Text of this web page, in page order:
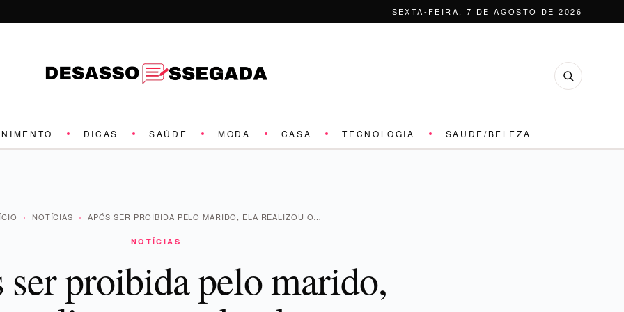
SEXTA-FEIRA, 7 DE AGOSTO DE 2026
DICAS SAÚDE MODA CASA TECNOLOGIA SAUDE/BELEZA
› NOTÍCIAS › APÓS SER PROIBIDA PELO MARIDO, ELA REALIZOU O…
NOTÍCIAS
ser proibida pelo marido,